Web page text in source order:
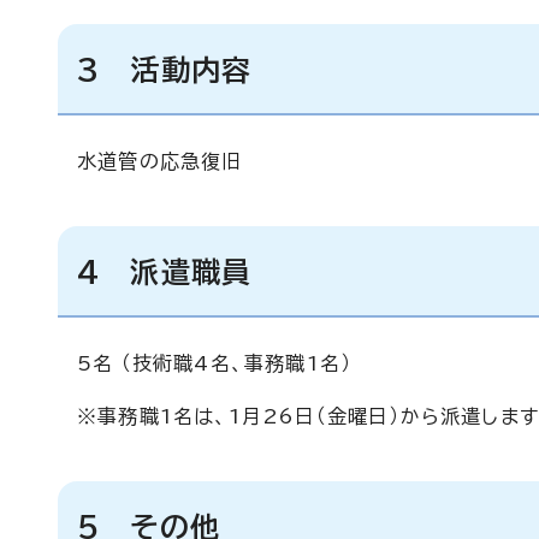
3 活動内容
水道管の応急復旧
4 派遣職員
5名 （技術職4名、事務職1名）
※事務職1名は、1月26日（金曜日）から派遣します
5 その他